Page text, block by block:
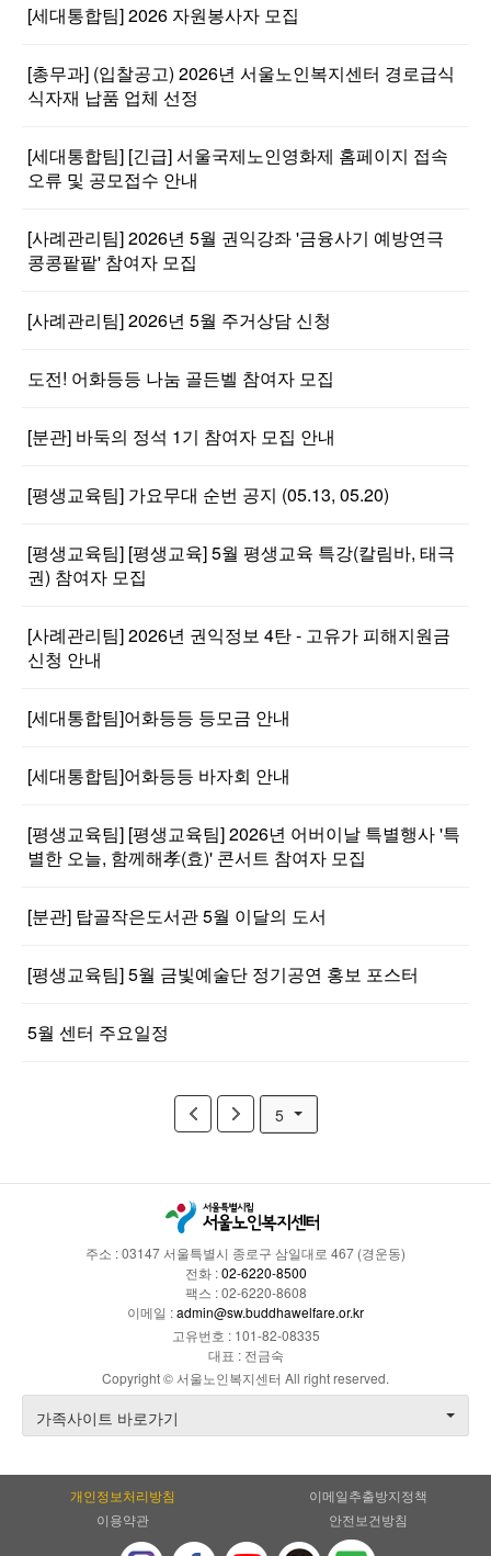
[세대통합팀] 2026 자원봉사자 모집
[총무과] (입찰공고) 2026년 서울노인복지센터 경로급식
식자재 납품 업체 선정
[세대통합팀] [긴급] 서울국제노인영화제 홈페이지 접속
오류 및 공모접수 안내
[사례관리팀] 2026년 5월 권익강좌 '금융사기 예방연극
콩콩팥팥' 참여자 모집
[사례관리팀] 2026년 5월 주거상담 신청
도전! 어화등등 나눔 골든벨 참여자 모집
[분관] 바둑의 정석 1기 참여자 모집 안내
[평생교육팀] 가요무대 순번 공지 (05.13, 05.20)
[평생교육팀] [평생교육] 5월 평생교육 특강(칼림바, 태극
권) 참여자 모집
[사례관리팀] 2026년 권익정보 4탄 - 고유가 피해지원금
신청 안내
[세대통합팀]어화등등 등모금 안내
[세대통합팀]어화등등 바자회 안내
[평생교육팀] [평생교육팀] 2026년 어버이날 특별행사 '특
별한 오늘, 함께해孝(효)' 콘서트 참여자 모집
[분관] 탑골작은도서관 5월 이달의 도서
[평생교육팀] 5월 금빛예술단 정기공연 홍보 포스터
5월 센터 주요일정
5
주소 : 03147 서울특별시 종로구 삼일대로 467 (경운동)
전화 :02-6220-8500
팩스 : 02-6220-8608
이메일 :admin@sw.buddhawelfare.or.kr
고유번호 : 101-82-08335
대표 : 전금숙
Copyright © 서울노인복지센터 All right reserved.
가족사이트 바로가기
개인정보처리방침
이메일추출방지정책
이용약관
안전보건방침